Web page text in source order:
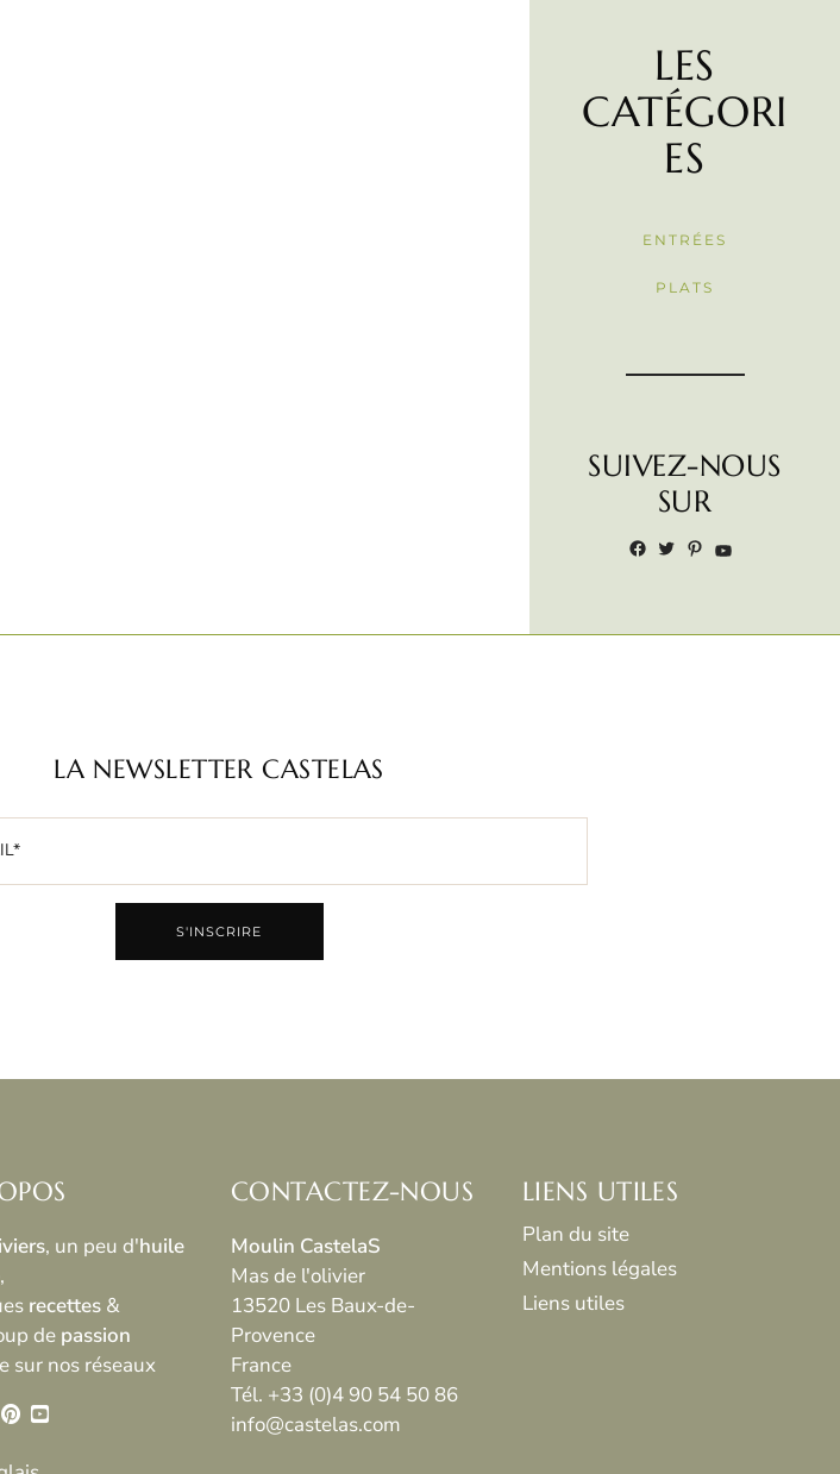
LES
CATÉGORI
ES
ENTRÉES
PLATS
SUIVEZ-NOUS
SUR
LA NEWSLETTER CASTELAS
S'INSCRIRE
, un peu d'huile
,
recettes &
de passion
sur nos réseaux
CONTACTEZ-NOUS
Moulin CastelaS
Mas de l'olivier
13520 Les Baux-de-
Provence
France
Tél. +33 (0)4 90 54 50 86
info@castelas.com
LIENS UTILES
Plan du site
Mentions légales
Liens utiles